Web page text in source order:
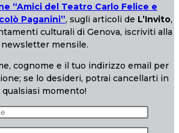
“Amici del Teatro Carlo Felice e
Paganini”, sugli articoli de L’Invito,
culturali di Genova, iscriviti alla
newsletter mensile.
cognome e il tuo indirizzo email per
se lo desideri, potrai cancellarti in
qualsiasi momento!